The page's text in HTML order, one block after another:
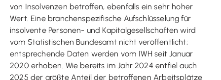
von Insolvenzen betroffen, ebenfalls ein sehr hoher
Wert. Eine branchenspezifische Aufschlüsselung für
insolvente Personen- und Kapitalgesellschaften wird
vom Statistischen Bundesamt nicht veröffentlicht;
entsprechende Daten werden vom IWH seit Januar
2020 erhoben. Wie bereits im Jahr 2024 entfiel auch
2025 der größte Anteil der betroffenen Arbeitsplätze